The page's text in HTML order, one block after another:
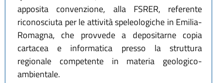
apposita convenzione, alla FSRER, referente
riconosciuta per le attività speleologiche in Emilia-
Romagna, che provvede a depositarne copia
cartacea e informatica presso la struttura
regionale competente in materia geologico-
ambientale.